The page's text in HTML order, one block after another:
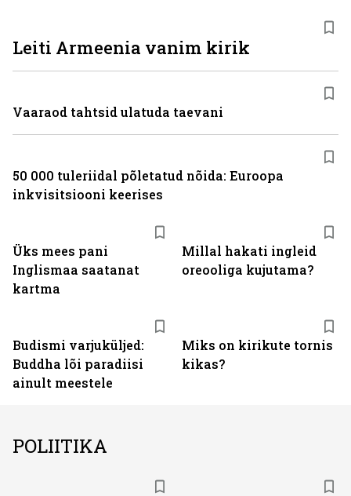
Üks mees pani
Inglismaa saatanat
kartma
Millal hakati ingleid
oreooliga kujutama?
Budismi varjuküljed:
Buddha lõi paradiisi
ainult meestele
Miks on kirikute tornis
kikas?
Leiti Armeenia vanim kirik
Vaaraod tahtsid ulatuda taevani
50 000 tuleriidal põletatud nõida: Euroopa
inkvisitsiooni keerises
POLIITIKA